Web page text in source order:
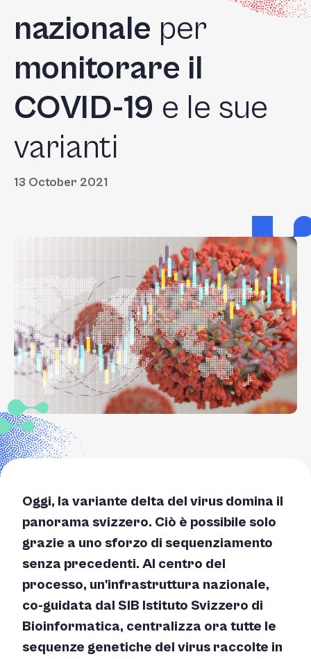
nazionale per
monitorare il
COVID-19 e le sue
varianti
13 October 2021
Oggi, la variante delta del virus domina il
panorama svizzero. Ciò è possibile solo
grazie a uno sforzo di sequenziamento
senza precedenti. Al centro del
processo, un'infrastruttura nazionale,
co-guidata dal SIB Istituto Svizzero di
Bioinformatica, centralizza ora tutte le
sequenze genetiche del virus raccolte in